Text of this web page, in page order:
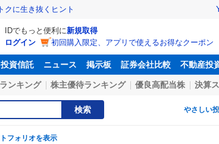
に生き抜くヒント
IDでもっと便利に新規取得
ログイン
初回購入限定、アプリで使えるお得なクーポン
投資信託 ニュース 掲示板 証券会社比較 不動産投
ンキング 株主優待ランキング 優良高配当株 決算
検索 やさしい
フォリオを表示